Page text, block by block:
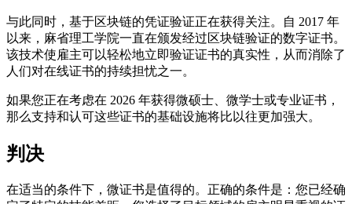
与此同时，基于区块链的凭证验证正在获得关注。自 2017 年
以来，麻省理工学院一直在颁发经过区块链验证的数字证书。
该技术使雇主可以轻松地立即验证证书的真实性，从而消除了
人们对在线证书的持续担忧之一。
如果您正在考虑在 2026 年获得微硕士、微学士或专业证书，
那么支持和认可这些证书的基础设施将比以往更加强大。
判决
在适当的条件下，微证书是值得的。正确的条件是：您已经确